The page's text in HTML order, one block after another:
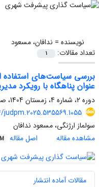
نویسنده = ندافان، مسعود
تعداد مقالات:
1
بررسی سیاست‌های استفاده
عنوان پناهگاه با رویکرد
دوره 2، شماره 4، زمستان 1404، صفحه
judpm.2025.535569.1055
سولماز ارژنگی، مسعود ندافان
مشاهده مقاله
اصل مقاله
مقالات آماده انتشار